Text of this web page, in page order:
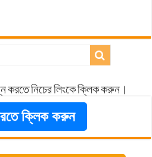
করতে নিচের লিংকে ক্লিক করুন।
ক্লিক করুন